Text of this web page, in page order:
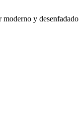
moderno y desenfadado